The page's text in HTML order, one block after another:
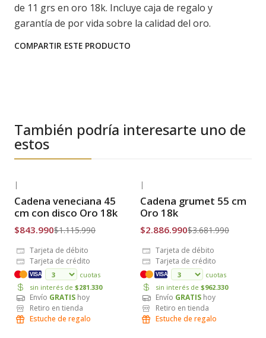
de 11 grs en oro 18k. Incluye caja de regalo y
garantía de por vida sobre la calidad del oro.
COMPARTIR ESTE PRODUCTO
También podría interesarte uno de
estos
Envío Gratis
|
Cadena veneciana 45
cm con disco Oro 18k
$843.990$1.115.990
Tarjeta de débito
Tarjeta de crédito
VISA
cuotas
sin interés de $281.330
Envío GRATIS hoy
Retiro en tienda
Estuche de regalo
Envío Gratis
|
Cadena grumet 55 cm
Oro 18k
$2.886.990$3.681.990
Tarjeta de débito
Tarjeta de crédito
VISA
cuotas
sin interés de $962.330
Envío GRATIS hoy
Retiro en tienda
Estuche de regalo